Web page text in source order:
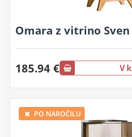
Omara z vitrino Sven
185.94 € V
PO NAROČILU